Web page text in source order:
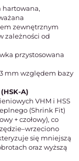
hartowana,
zewnętrznym
zależności od
przystosowana
mm względem bazy
A)
VHM i HSS
(Shrink Fit)
+ czołowy), co
się mniejszą
oraz wyższą